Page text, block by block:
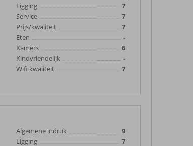
Ligging
7
Service
7
Prijs/kwaliteit
7
Eten
-
Kamers
6
Kindvriendelijk
-
Wifi kwaliteit
7
Algemene indruk
9
Ligging
7